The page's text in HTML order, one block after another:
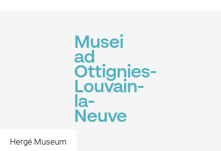
Musei
ad
Ottignies-
Louvain-
la-
Neuve
Hergé Museum